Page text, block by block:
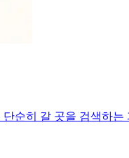
순히 갈 곳을 검색하